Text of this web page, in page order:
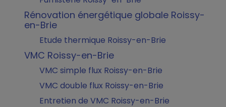
Rénovation énergétique globale Roissy-
en-Brie
Etude thermique Roissy-en-Brie
VMC Roissy-en-Brie
VMC simple flux Roissy-en-Brie
VMC double flux Roissy-en-Brie
Entretien de VMC Roissy-en-Brie